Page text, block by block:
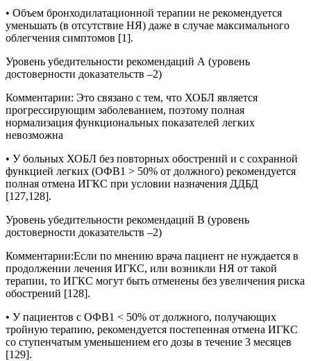
• Объем бронходилатационной терапии не рекомендуется
уменьшать (в отсутствие НЯ) даже в случае максимального
облегчения симптомов [1].
Уровень убедительности рекомендаций А (уровень
достоверности доказательств –2)
Комментарии: Это связано с тем, что ХОБЛ является
прогрессирующим заболеванием, поэтому полная
нормализация функциональных показателей легких
невозможна
• У больных ХОБЛ без повторных обострений и с сохранной
функцией легких (ОФВ1 > 50% от должного) рекомендуется
полная отмена ИГКС при условии назначения ДДБД
[127,128].
Уровень убедительности рекомендаций В (уровень
достоверности доказательств –2)
Комментарии:Если по мнению врача пациент не нуждается в
продолжении лечения ИГКС, или возникли НЯ от такой
терапии, то ИГКС могут быть отменены без увеличения риска
обострений [128].
• У пациентов с ОФВ1 < 50% от должного, получающих
тройную терапию, рекомендуется постепенная отмена ИГКС
со ступенчатым уменьшением его дозы в течение 3 месяцев
[129].